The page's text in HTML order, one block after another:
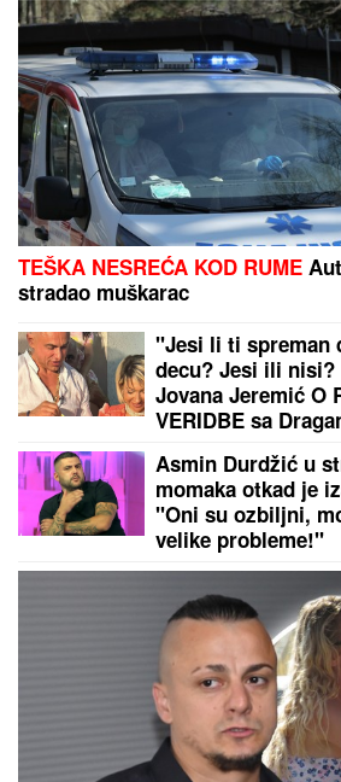
TEŠKA NESREĆA KOD RUME
stradao muškarac
"Jesi li ti spreman
decu? Jesi ili
Jovana Jeremić O
VERIDBE sa
Asmin Durdžić u
momaka otkad je
"Oni su ozbiljni,
velike probleme!"